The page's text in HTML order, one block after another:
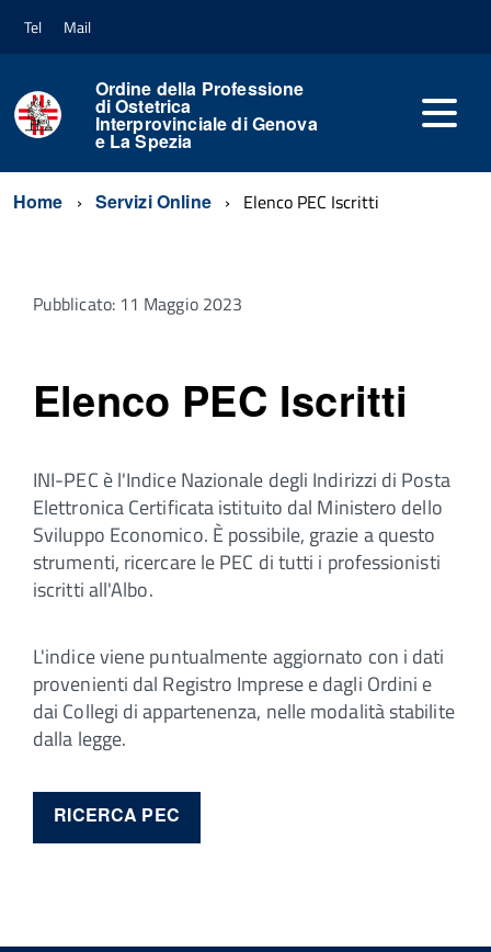
Tel Mail
Ordine della Professione
di Ostetrica
Interprovinciale di Genova
e La Spezia
Home Servizi Online Elenco PEC Iscritti
Pubblicato: 11 Maggio 2023
Elenco PEC Iscritti
INI-PEC è l'Indice Nazionale degli Indirizzi di Posta
Elettronica Certificata istituito dal Ministero dello
Sviluppo Economico. È possibile, grazie a questo
strumenti, ricercare le PEC di tutti i professionisti
iscritti all'Albo.
L'indice viene puntualmente aggiornato con i dati
provenienti dal Registro Imprese e dagli Ordini e
dai Collegi di appartenenza, nelle modalità stabilite
dalla legge.
RICERCA PEC